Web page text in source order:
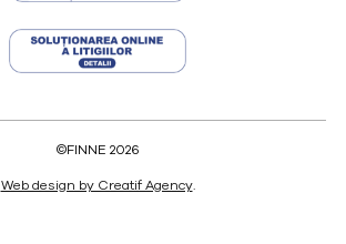
©FINNE 2026
Web design by Creatif Agency.